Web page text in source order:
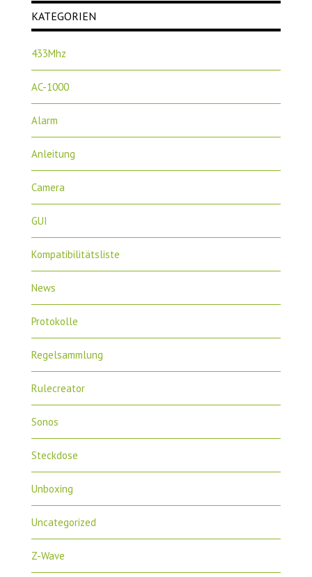
KATEGORIEN
433Mhz
AC-1000
Alarm
Anleitung
Camera
GUI
Kompatibilitätsliste
News
Protokolle
Regelsammlung
Rulecreator
Sonos
Steckdose
Unboxing
Uncategorized
Z-Wave